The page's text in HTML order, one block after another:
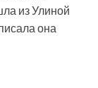
из Улиной
она